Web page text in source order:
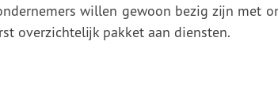
willen gewoon bezig zijn met
overzichtelijk pakket aan diensten.